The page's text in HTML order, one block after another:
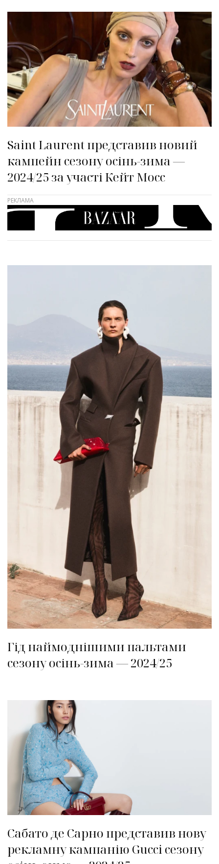
Гід наймоднішими пальтами
сезону осінь-зима — 2024/25
Saint Laurent представив новий
кампейн сезону осінь-зима —
2024/25 за участі Кейт Мосс
Сабато де Сарно представив нову
рекламну кампанію Gucci сезону